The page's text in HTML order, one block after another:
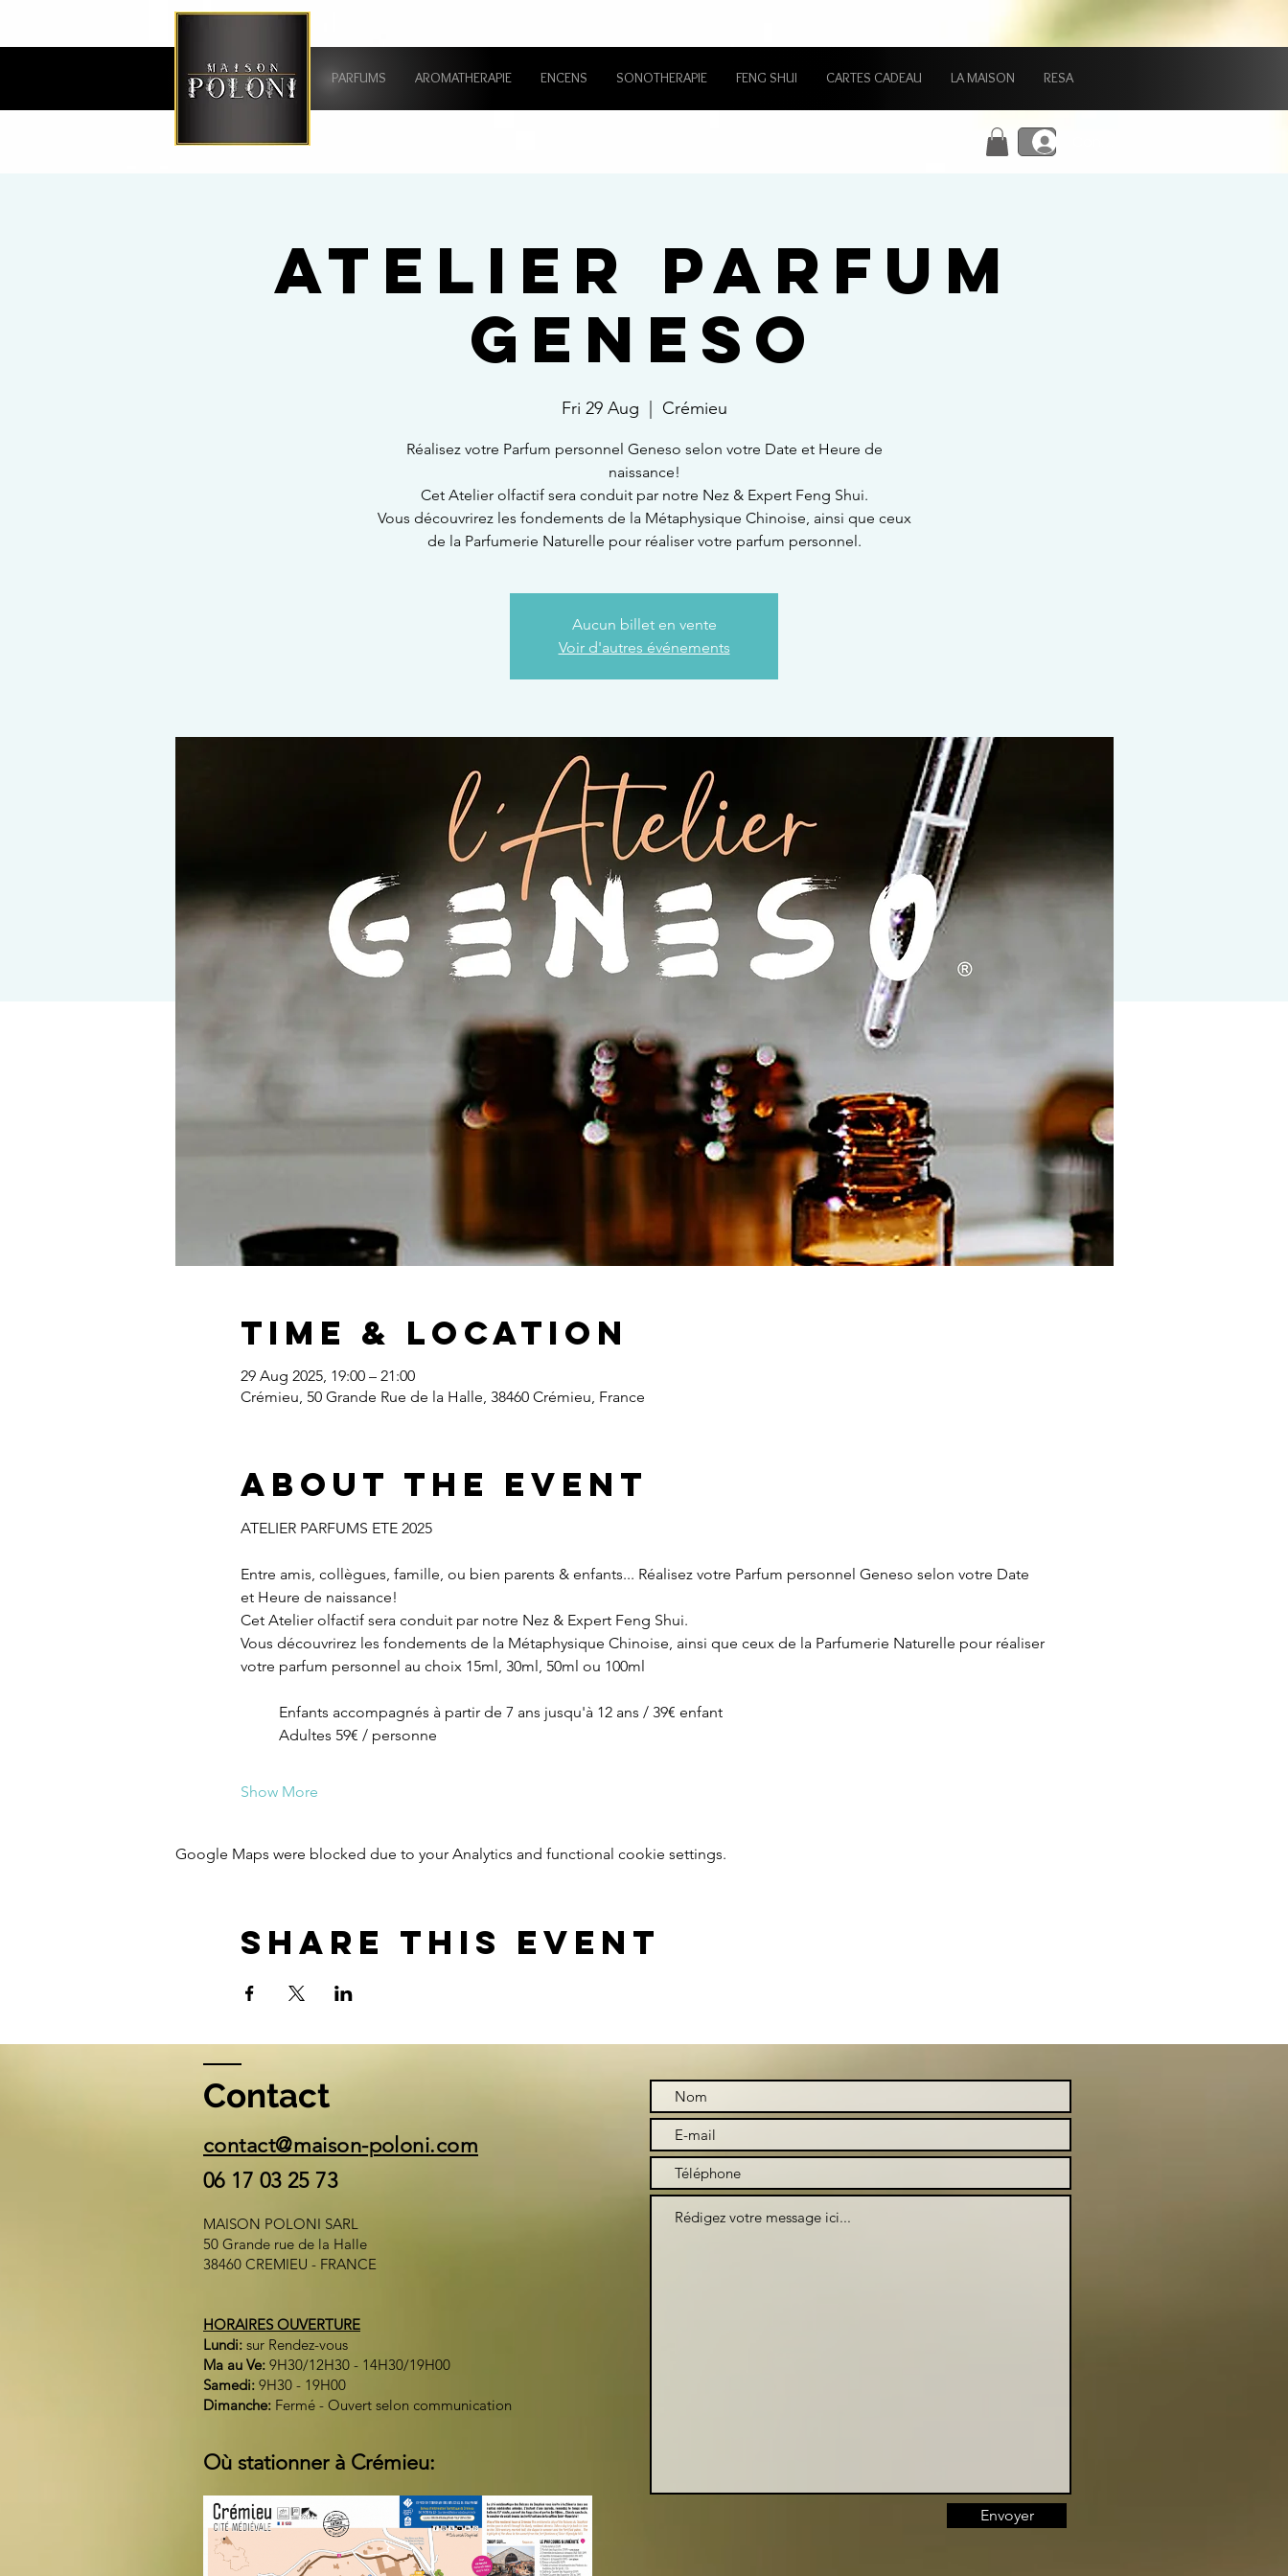
PARFUMS AROMATHERAPIE ENCENS SONOTHERAPIE FENG SHUI CARTES CADEAU LA MAISON RESA
ATELIER PARFUM
GENESO
Fri 29 Aug Crémieu
Réalisez votre Parfum personnel Geneso selon votre Date et Heure de
naissance!
Cet Atelier olfactif sera conduit par notre Nez & Expert Feng Shui.
Vous découvrirez les fondements de la Métaphysique Chinoise, ainsi que ceux
de la Parfumerie Naturelle pour réaliser votre parfum personnel.
Aucun billet en vente
Voir d'autres événements
Time & Location
29 Aug 2025, 19:00 – 21:00
Crémieu, 50 Grande Rue de la Halle, 38460 Crémieu, France
About the event
ATELIER PARFUMS ETE 2025
Entre amis, collègues, famille, ou bien parents & enfants... Réalisez votre Parfum personnel Geneso selon votre Date
et Heure de naissance!
Cet Atelier olfactif sera conduit par notre Nez & Expert Feng Shui.
Vous découvrirez les fondements de la Métaphysique Chinoise, ainsi que ceux de la Parfumerie Naturelle pour réaliser
votre parfum personnel au choix 15ml, 30ml, 50ml ou 100ml
Enfants accompagnés à partir de 7 ans jusqu'à 12 ans / 39€ enfant
Adultes 59€ / personne
Show More
Google Maps were blocked due to your Analytics and functional cookie settings.
Share this event
Contact
contact@maison-poloni.com
06 17 03 25 73
MAISON POLONI SARL
50 Grande rue de la Halle
38460 CREMIEU - FRANCE
HORAIRES OUVERTURE
Lundi: sur Rendez-vous
Ma au Ve: 9H30/12H30 - 14H30/19H00
Samedi: 9H30 - 19H00
Dimanche: Fermé - Ouvert selon communication
Envoyer
Où stationner à Crémieu: